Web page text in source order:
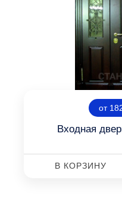
от
Входная
В КОРЗИНУ